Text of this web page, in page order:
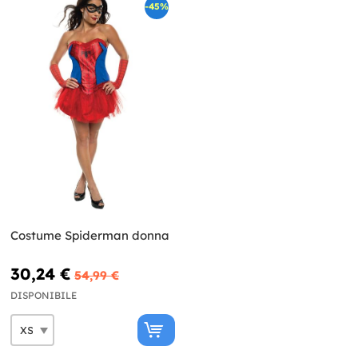
-45%
Costume Spiderman donna
30,24 € 54,99 €
DISPONIBILE